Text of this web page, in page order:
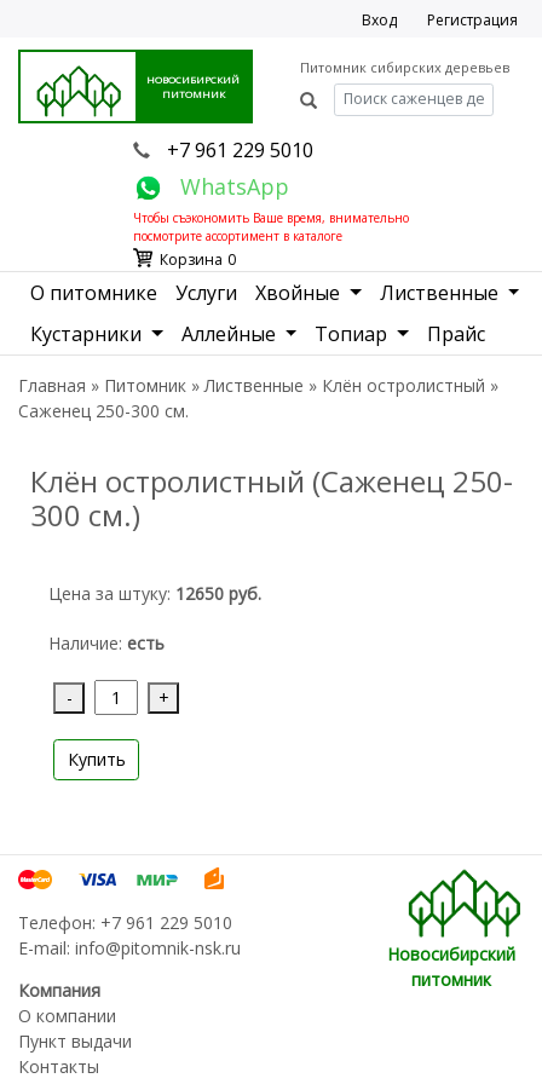
Вход Регистрация
НОВОСИБИРСКИЙ
ПИТОМНИК
Питомник сибирских деревьев
+7 961 229 5010
WhatsApp
Чтобы съэкономить Ваше время, внимательно
посмотрите ассортимент в каталоге
Корзина 0
О питомнике Услуги Хвойные
Лиственные
Кустарники
Аллейные Топиар Прайс
Главная » Питомник »Лиственные » Клён остролистный »
Саженец 250-300 см.
Клён остролистный (Саженец 250-
300 см.)
Цена за штуку: 12650 руб.
Наличие: есть
- +
Купить
Телефон: +7 961 229 5010
E-mail: info@pitomnik-nsk.ru
Компания
О компании
Пункт выдачи
Контакты
Новосибирский
питомник